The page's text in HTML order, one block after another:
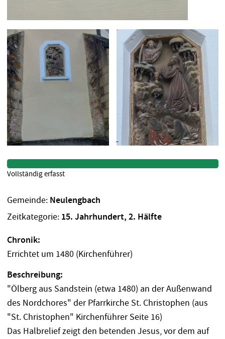
Gemeinde: Neulengbach
Zeitkategorie: 15. Jahrhundert, 2. Hälfte
Chronik:
Errichtet um 1480 (Kirchenführer)
Beschreibung:
"Ölberg aus Sandstein (etwa 1480) an der Außenwand
des Nordchores" der Pfarrkirche St. Christophen (aus
"St. Christophen" Kirchenführer Seite 16)
Das Halbrelief zeigt den betenden Jesus, vor dem auf
Vollständig erfasst